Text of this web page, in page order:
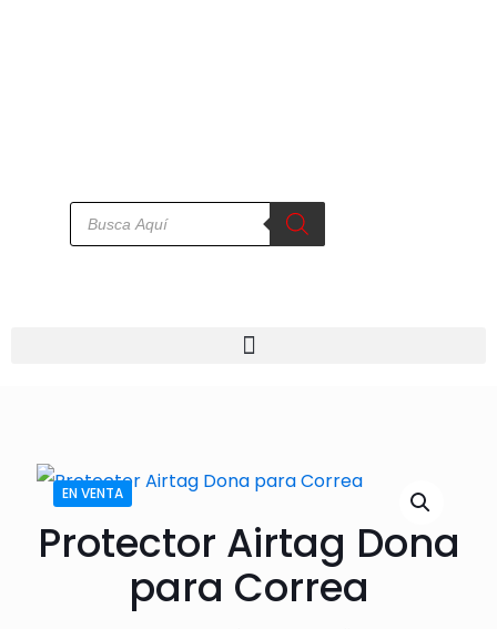
EN VENTA
Protector Airtag Dona
para Correa